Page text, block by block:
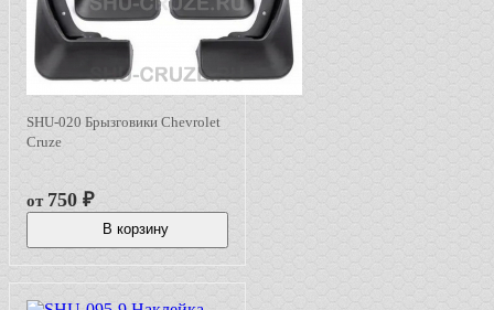
SHU-020 Брызговики Chevrolet
Cruze
от 750 ₽
В корзину